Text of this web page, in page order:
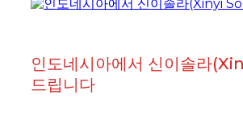
인도네시아에서 신이솔라
드립니다